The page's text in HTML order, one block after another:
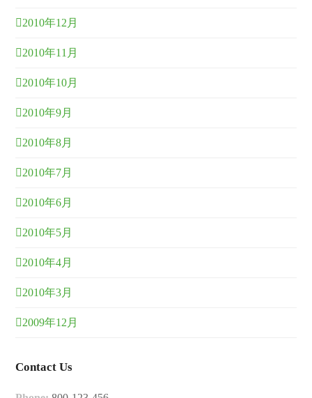
2010年12月
2010年11月
2010年10月
2010年9月
2010年8月
2010年7月
2010年6月
2010年5月
2010年4月
2010年3月
2009年12月
Contact Us